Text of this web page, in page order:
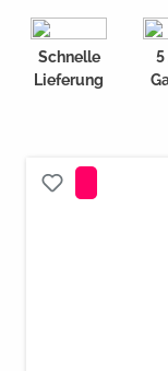
Schnelle
Lieferung
5